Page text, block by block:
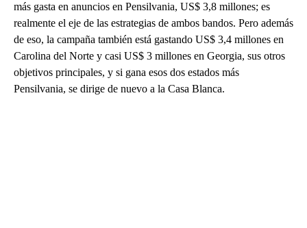
más gasta en anuncios en Pensilvania, US$ 3,8 millones; es
realmente el eje de las estrategias de ambos bandos. Pero además
de eso, la campaña también está gastando US$ 3,4 millones en
Carolina del Norte y casi US$ 3 millones en Georgia, sus otros
objetivos principales, y si gana esos dos estados más
Pensilvania, se dirige de nuevo a la Casa Blanca.